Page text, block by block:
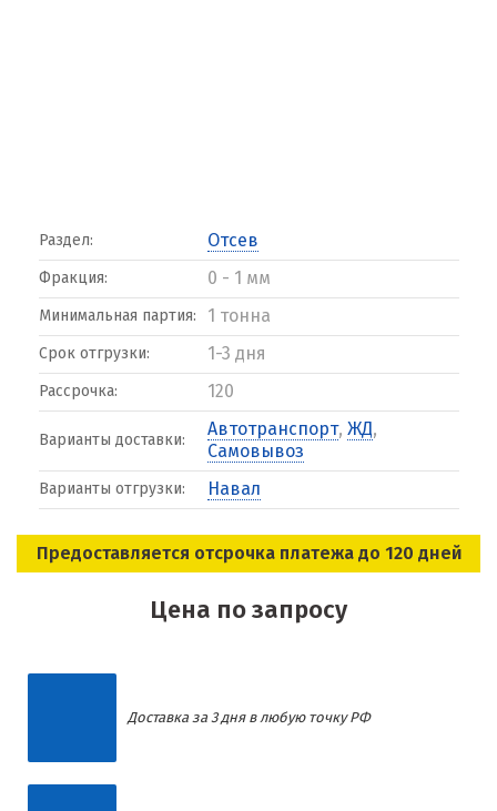
Раздел: Отсев
Фракция: 0 - 1 мм
Минимальная партия: 1 тонна
Срок отгрузки: 1-3 дня
Рассрочка: 120
Варианты доставки:
Автотранспорт, ЖД,
Самовывоз
Варианты отгрузки: Навал
Предоставляется отсрочка платежа до 120 дней
Цена по запросу
Доставка за 3 дня в любую точку РФ